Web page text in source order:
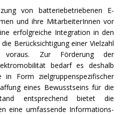
von batteriebetriebenen E-
und ihre MitarbeiterInnen vor
erfolgreiche Integration in den
Berücksichtigung einer Vielzahl
voraus. Zur Förderung der
bedarf es deshalb
in Form zielgruppenspezifischer
eines Bewusstseins für die
entsprechend bietet die
eine umfassende Informations-